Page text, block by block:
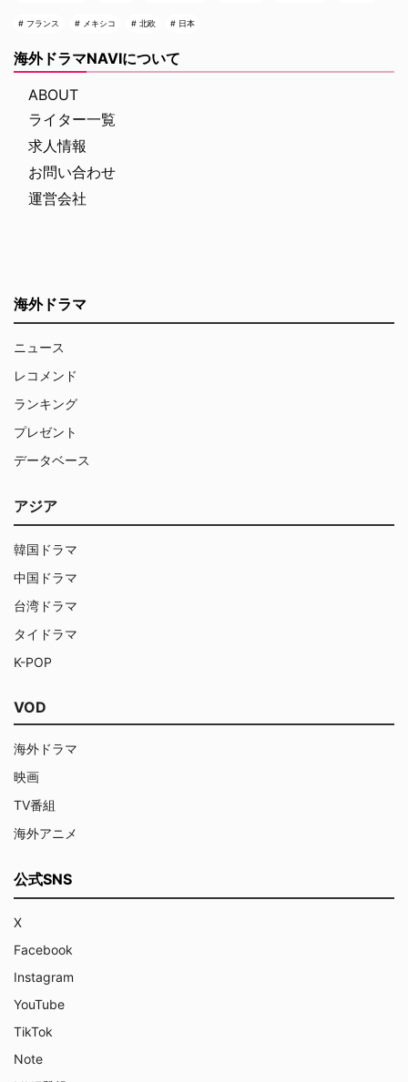
フランス メキシコ 北欧 日本
海外ドラマNAVIについて
ABOUT
ライター一覧
求人情報
お問い合わせ
運営会社
海外ドラマ
ニュース
レコメンド
ランキング
プレゼント
データベース
アジア
韓国ドラマ
中国ドラマ
台湾ドラマ
タイドラマ
K-POP
VOD
海外ドラマ
映画
TV番組
海外アニメ
公式SNS
X
Facebook
Instagram
YouTube
TikTok
Note